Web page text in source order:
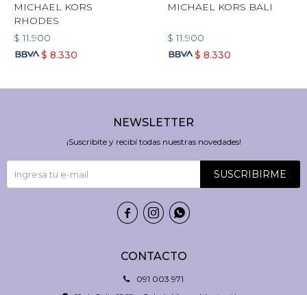
MICHAEL KORS
RHODES
$ 11.900
$ 8.330
MICHAEL KORS BALI
$ 11.900
$ 8.330
CONTACTO
091 003 971
NEWSLETTER
¡Suscribite y recibí todas nuestras novedades!
SUSCRIBIRME
  